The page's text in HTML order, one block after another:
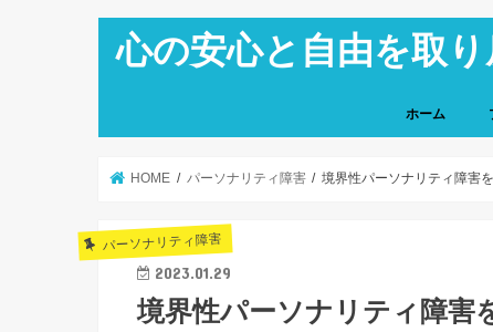
心の安心と自由を取
ホーム
HOME パーソナリティ障害 境界性パーソナリティ障害
パーソナリティ障害
2023.01.29
境界性パーソナリティ障害